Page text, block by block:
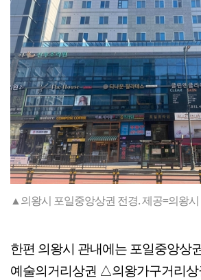
▲의왕시 포일중앙상권 전경. 제공=의왕시
한편 의왕시 관내에는 포일중앙상
예술의거리상권 △의왕가구거리